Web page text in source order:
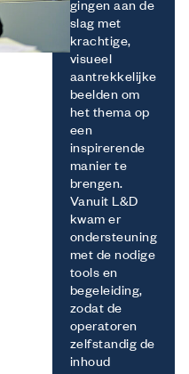
gingen aan de
slag met
krachtige,
visueel
aantrekkelijke
beelden om
het thema op
een
inspirerende
manier te
brengen.
Vanuit L&D
kwam er
ondersteuning
met de nodige
tools en
begeleiding,
zodat de
operatoren
zelfstandig de
inhoud